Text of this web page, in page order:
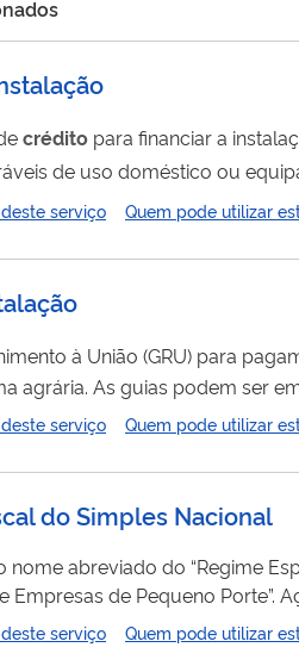
crédito para financiar a
Fomento Mulher;
serviço Quem pode utilizar
à União (GRU) para
da Sala da Cidadania do Incra na
ou presencialmente em uma
serviço Quem pode utilizar
do Simples Nacional
nome abreviado do “Regime
fiscais são fiscalizações realizadas pelos entes federativos (união,
e municípios) para verificar se
tributos (impostos,
serviço Quem pode utilizar